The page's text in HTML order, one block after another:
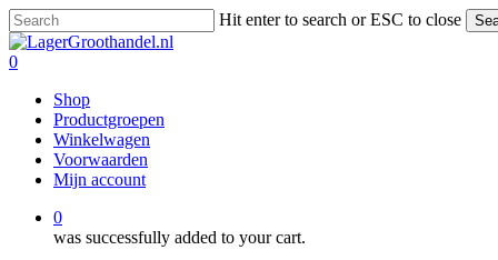
Skip
to
main
Hit enter to search or ESC to close
Close
Search
0
Shop
Productgroepen
Winkelwagen
Voorwaarden
Mijn account
0
was successfully added to your cart.